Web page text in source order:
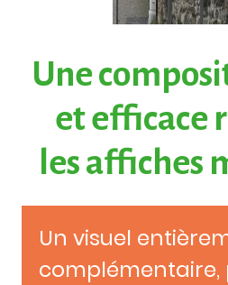
Une
et efficace
les affiches
Un visuel